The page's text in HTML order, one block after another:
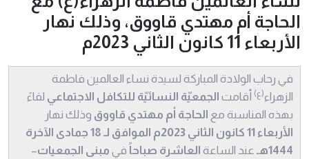
الحاجة أم مهتدي قاووق، وذلك نهار
الأربعاء 11 كانون الثاني 2023م
في رحاب الولادة المباركة لسيدة نساء العالمين فاطمة
الزهراء(ع) أقامت الجمعيّة النسائيّة للتكافل الاجتماعي لقاءً
بهذه المناسبة مع الحاجة أم مهتدي قاووق وذلك نهار
الأربعاء 11 كانون الثاني 2023م الموافق لـ 18 جمادى الآخرة
1444هـ
عند الساعة العاشرة صباحاً في مبنى الجمعيات–